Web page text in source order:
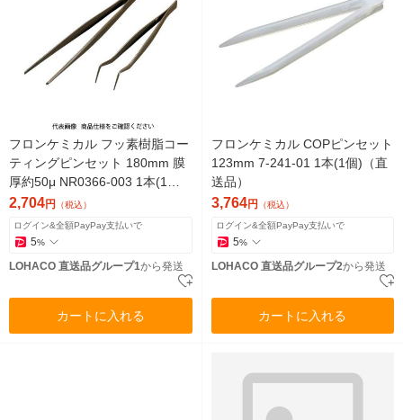
フロンケミカル フッ素樹脂コー
ティングピンセット 180mm 膜
厚約50μ NR0366-003 1本(1個)
835-8596（直送品）
2,704円 （税込）
ログイン&全額PayPay支払いで
5%
LOHACO 直送品グループ1から発送
カートに入れる
フロンケミカル COPピンセット
123mm 7-241-01 1本(1個)（直
送品）
3,764円 （税込）
ログイン&全額PayPay支払いで
5%
LOHACO 直送品グループ2から発送
カートに入れる